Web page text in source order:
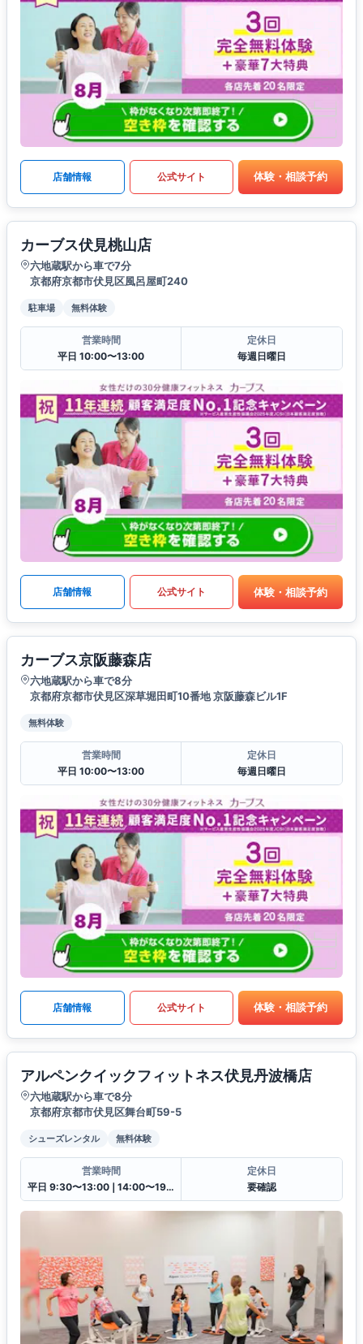
店舗情報 公式サイト 体験・相談予約
カーブス伏見桃山店
六地蔵駅から車で7分
京都府京都市伏見区風呂屋町240
駐車場 無料体験
営業時間
平日 10:00〜13:00
定休日
毎週日曜日
店舗情報 公式サイト 体験・相談予約
カーブス京阪藤森店
六地蔵駅から車で8分
京都府京都市伏見区深草堀田町10番地 京阪藤森ビル1F
無料体験
営業時間
平日 10:00〜13:00
定休日
毎週日曜日
店舗情報 公式サイト 体験・相談予約
アルペンクイックフィットネス伏見丹波橋店
六地蔵駅から車で8分
京都府京都市伏見区舞台町59-5
シューズレンタル 無料体験
営業時間
平日 9:30〜13:00❘14:00〜19:30土日祝 9:30〜13:00❘14:00〜18:00
定休日
要確認